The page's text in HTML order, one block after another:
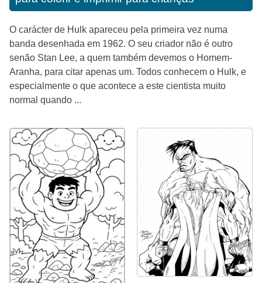
O carácter de Hulk apareceu pela primeira vez numa
banda desenhada em 1962. O seu criador não é outro
senão Stan Lee, a quem também devemos o Homem-
Aranha, para citar apenas um. Todos conhecem o Hulk, e
especialmente o que acontece a este cientista muito
normal quando ...